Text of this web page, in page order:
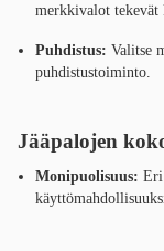
merkkivalot tekevät
Puhdistus: Valitse
puhdistustoiminto.
Jääpalojen
Monipuolisuus: Eri